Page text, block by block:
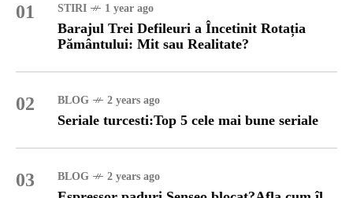
01 STIRI 1 year ago
Barajul Trei Defileuri a Încetinit Rotația
Pământului: Mit sau Realitate?
02 BLOG 2 years ago
Seriale turcesti:Top 5 cele mai bune seriale
03 BLOG 2 years ago